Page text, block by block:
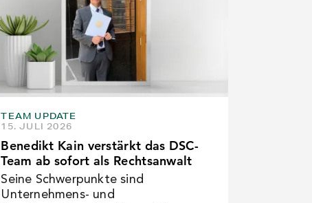
TEAM UPDATE
15. JULI 2026
Benedikt Kain verstärkt das DSC-
Team ab sofort als Rechtsanwalt
Seine Schwerpunkte sind
Unternehmens- und